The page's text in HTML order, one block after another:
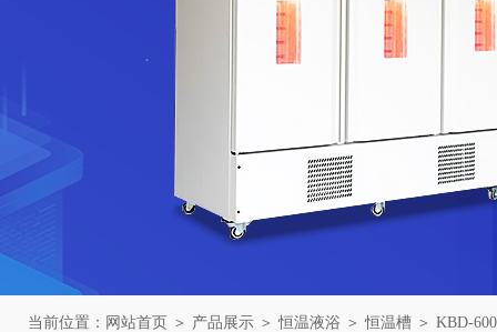
当前位置： 网站首页 ＞ 产品展示 ＞恒温液浴 ＞恒温槽 ＞ KBD-